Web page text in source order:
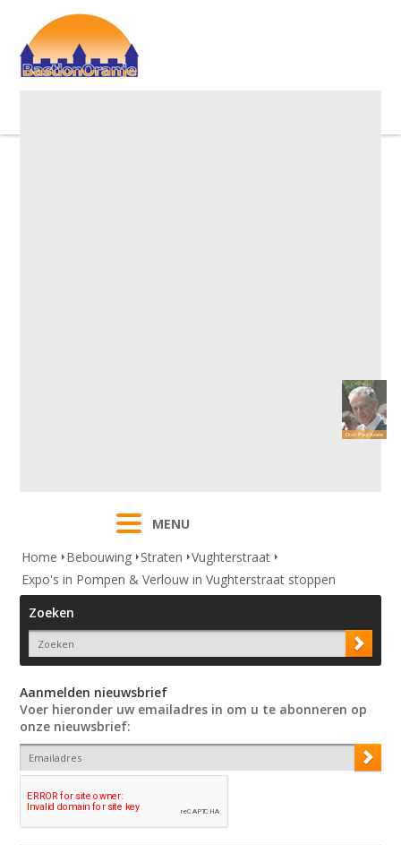
MENU
Home
Bebouwing Straten Vughterstraat
Expo's in Pompen & Verlouw in Vughterstraat stoppen
Zoeken
Aanmelden nieuwsbrief
Voer hieronder uw emailadres in om u te abonneren op
onze nieuwsbrief: